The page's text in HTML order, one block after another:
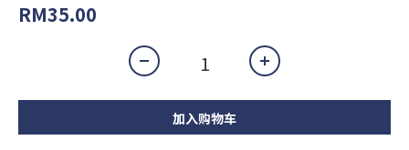
RM35.00
加入购物车